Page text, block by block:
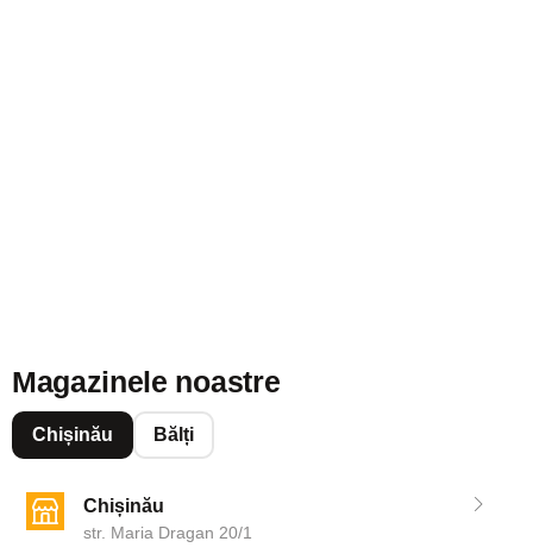
Magazinele noastre
Chișinău Bălți
Chișinău
str. Maria Dragan 20/1